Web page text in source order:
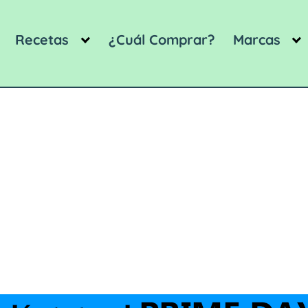
Recetas ¿Cuál Comprar? Marcas